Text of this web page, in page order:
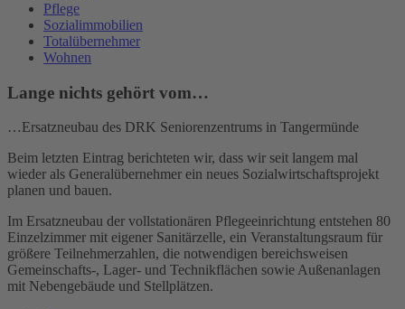
Pflege
Sozialimmobilien
Totalübernehmer
Wohnen
Lange nichts gehört vom…
…Ersatzneubau des DRK Seniorenzentrums in Tangermünde
Beim letzten Eintrag berichteten wir, dass wir seit langem mal
wieder als Generalübernehmer ein neues Sozialwirtschaftsprojekt
planen und bauen.
Im Ersatzneubau der vollstationären Pflegeeinrichtung entstehen 80
Einzelzimmer mit eigener Sanitärzelle, ein Veranstaltungsraum für
größere Teilnehmerzahlen, die notwendigen bereichsweisen
Gemeinschafts-, Lager- und Technikflächen sowie Außenanlagen
mit Nebengebäude und Stellplätzen.